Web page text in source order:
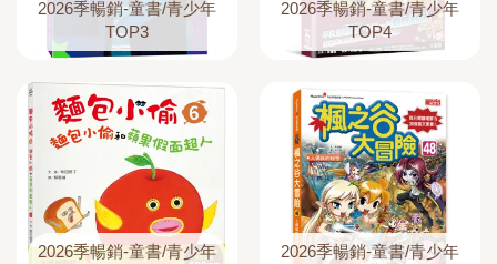
2026季暢銷-童書/青少年
TOP3
2026季暢銷-童書/青少年
TOP4
2026季暢銷-童書/青少年
2026季暢銷-童書/青少年